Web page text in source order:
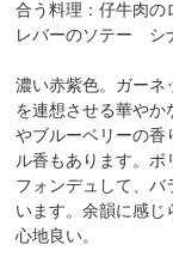
合う料理：仔牛肉
レバーのソテー シ
濃い赤紫色。ガーネ
を連想させる華やか
やブルーベリーの香
ル香もあります。ボ
フォンデュして、バ
います。余韻に感じ
心地良い。